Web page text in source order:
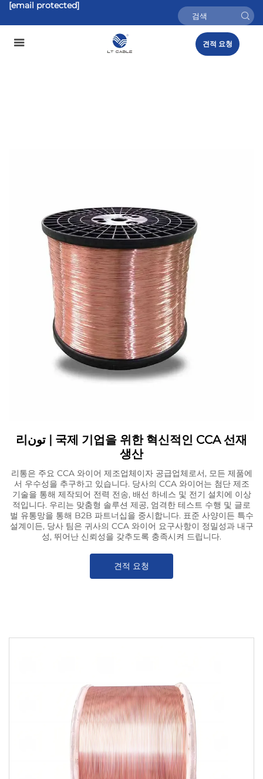
[email protected]
견적 요청
리تون | 국제 기업을 위한 혁신적인 CCA 선재
생산
리통은 주요 CCA 와이어 제조업체이자 공급업체로서, 모든 제품에
서 우수성을 추구하고 있습니다. 당사의 CCA 와이어는 첨단 제조
기술을 통해 제작되어 전력 전송, 배선 하네스 및 전기 설치에 이상
적입니다. 우리는 맞춤형 솔루션 제공, 엄격한 테스트 수행 및 글로
벌 유통망을 통해 B2B 파트너십을 중시합니다. 표준 사양이든 특수
설계이든, 당사 팀은 귀사의 CCA 와이어 요구사항이 정밀성과 내구
성, 뛰어난 신뢰성을 갖추도록 충족시켜 드립니다.
견적 요청